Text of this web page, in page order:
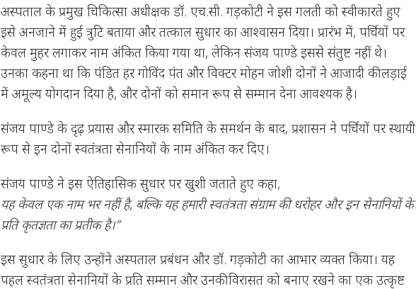
अस्पताल के प्रमुख चिकित्सा अधीक्षक डॉ. एच.सी. गड़कोटी ने इस गलती को स्वीकारते हुए
इसे अनजाने में हुई त्रुटि बताया और तत्काल सुधार का आश्वासन दिया। प्रारंभ में, पर्चियों पर
केवल मुहर लगाकर नाम अंकित किया गया था, लेकिन संजय पाण्डे इससे संतुष्ट नहीं थे।
उनका कहना था कि पंडित हर गोविंद पंत और विक्टर मोहन जोशी दोनों ने आजादी की लड़ाई
में अमूल्य योगदान दिया है, और दोनों को समान रूप से सम्मान देना आवश्यक है।
संजय पाण्डे के दृढ़ प्रयास और स्मारक समिति के समर्थन के बाद, प्रशासन ने पर्चियों पर स्थायी
रूप से इन दोनों स्वतंत्रता सेनानियों के नाम अंकित कर दिए।
संजय पाण्डे ने इस ऐतिहासिक सुधार पर खुशी जताते हुए कहा,
यह केवल एक नाम भर नहीं है, बल्कि यह हमारी स्वतंत्रता संग्राम की धरोहर और इन सेनानियों के
प्रति कृतज्ञता का प्रतीक है।”
इस सुधार के लिए उन्होंने अस्पताल प्रबंधन और डॉ. गड़कोटी का आभार व्यक्त किया। यह
पहल स्वतंत्रता सेनानियों के प्रति सम्मान और उनकी विरासत को बनाए रखने का एक उत्कृष्ट